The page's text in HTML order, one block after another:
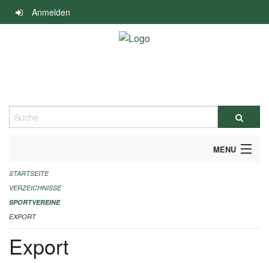
Navigation
überspringen
Anmelden
Suche
MENU
ALLGEMEINE INFORMATIONEN
FINANZIELLE UNTERSTÜTZUNG BENÖTIGT?
KONTAKT
STARTSEITE
VERZEICHNISSE
SPORTVEREINE
EXPORT
Export